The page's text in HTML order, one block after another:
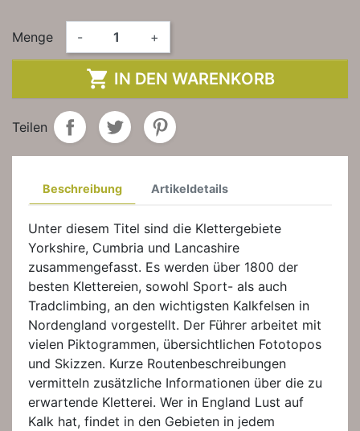
Menge - +
 IN DEN WARENKORB
Teilen
Beschreibung Artikeldetails
Unter diesem Titel sind die Klettergebiete
Yorkshire, Cumbria und Lancashire
zusammengefasst. Es werden über 1800 der
besten Klettereien, sowohl Sport- als auch
Tradclimbing, an den wichtigsten Kalkfelsen in
Nordengland vorgestellt. Der Führer arbeitet mit
vielen Piktogrammen, übersichtlichen Fototopos
und Skizzen. Kurze Routenbeschreibungen
vermitteln zusätzliche Informationen über die zu
erwartende Kletterei. Wer in England Lust auf
Kalk hat, findet in den Gebieten in jedem